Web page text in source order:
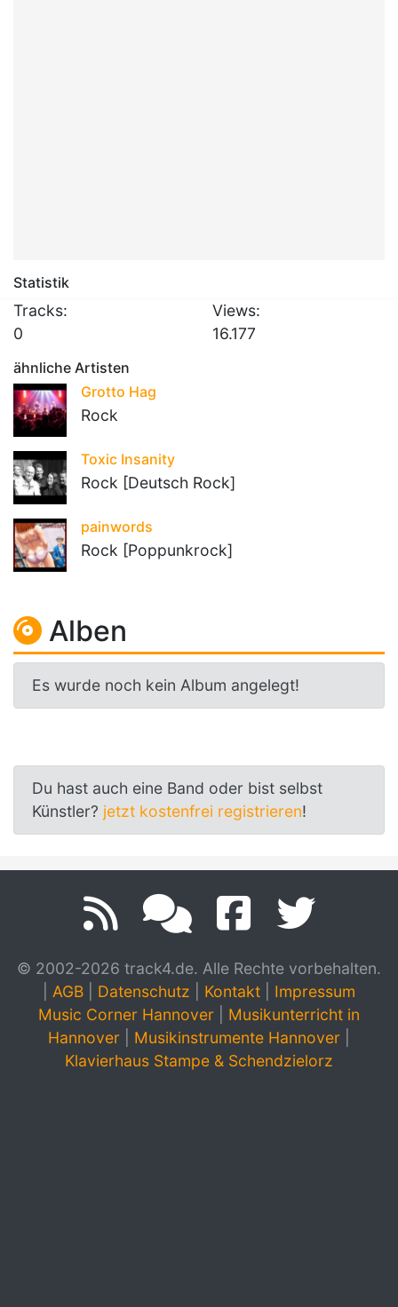
Statistik
Tracks:
0
Views:
16.177
ähnliche Artisten
Grotto Hag
Rock
Toxic Insanity
Rock [Deutsch Rock]
painwords
Rock [Poppunkrock]
Alben
Es wurde noch kein Album angelegt!
Du hast auch eine Band oder bist selbst
Künstler? jetzt kostenfrei registrieren!
© 2002-2026 track4.de. Alle Rechte vorbehalten.
AGB Datenschutz Kontakt
Impressum
Music Corner Hannover
Musikunterricht in
Hannover
Musikinstrumente Hannover
Klavierhaus Stampe & Schendzielorz